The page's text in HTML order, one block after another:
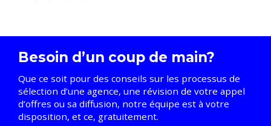
Besoin d’un coup de main?
Que ce soit pour des conseils sur les processus de
sélection d’une agence, une révision de votre appel
d’offres ou sa diffusion, notre équipe est à votre
disposition, et ce, gratuitement.